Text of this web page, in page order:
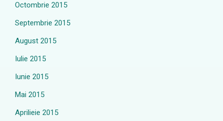
Octombrie 2015
Septembrie 2015
August 2015
Iulie 2015
Iunie 2015
Mai 2015
Aprilieie 2015